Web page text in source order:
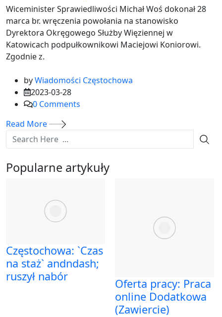
Wiceminister Sprawiedliwości Michał Woś dokonał 28
marca br. wręczenia powołania na stanowisko
Dyrektora Okręgowego Służby Więziennej w
Katowicach podpułkownikowi Maciejowi Koniorowi.
Zgodnie z.
byWiadomości Częstochowa
2023-03-28
0 Comments
Read More
Popularne artykuły
Częstochowa: `Czas
na staż` andndash;
ruszył nabór
Oferta pracy: Praca
online Dodatkowa
(Zawiercie)